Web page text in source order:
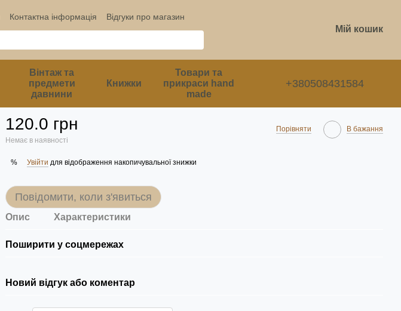
Контактна інформація Відгуки про магазин
Мій кошик
Вінтаж та
предмети
давнини
Книжки
Товари та
прикраси hand
made
+380508431584
120.0 грн
Немає в наявності
Порівняти В бажання
% Увійти для відображення накопичувальної знижки
Повідомити, коли з'явиться
Опис Характеристики
Поширити у соцмережах
Новий відгук або коментар